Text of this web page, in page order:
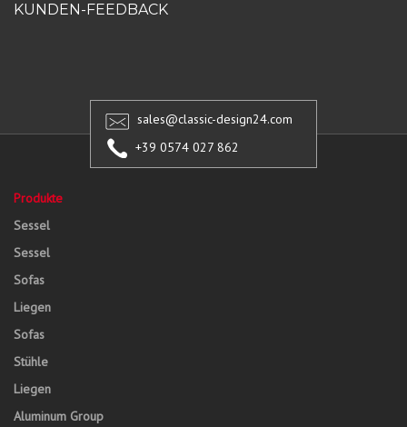
KUNDEN-FEEDBACK
sales@classic-design24.com
+39 0574 027 862
Produkte
Sessel
Sessel
Sofas
Liegen
Sofas
Stühle
Liegen
Aluminum Group